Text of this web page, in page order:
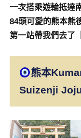
一次搭乘遊輪抵達
84頭可愛的熊本熊
第一站帶我們去了
熊本
Suizenji